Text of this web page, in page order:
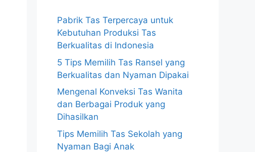
Pabrik Tas Terpercaya untuk
Kebutuhan Produksi Tas
Berkualitas di Indonesia
5 Tips Memilih Tas Ransel yang
Berkualitas dan Nyaman Dipakai
Mengenal Konveksi Tas Wanita
dan Berbagai Produk yang
Dihasilkan
Tips Memilih Tas Sekolah yang
Nyaman Bagi Anak